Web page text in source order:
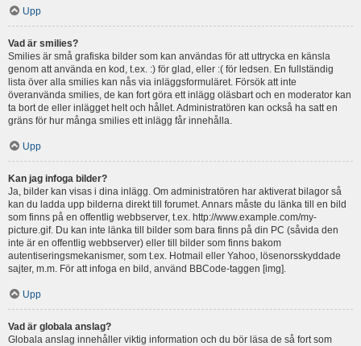
Upp
Vad är smilies?
Smilies är små grafiska bilder som kan användas för att uttrycka en känsla
genom att använda en kod, t.ex. :) för glad, eller :( för ledsen. En fullständig
lista över alla smilies kan nås via inläggsformuläret. Försök att inte
överanvända smilies, de kan fort göra ett inlägg oläsbart och en moderator kan
ta bort de eller inlägget helt och hållet. Administratören kan också ha satt en
gräns för hur många smilies ett inlägg får innehålla.
Upp
Kan jag infoga bilder?
Ja, bilder kan visas i dina inlägg. Om administratören har aktiverat bilagor så
kan du ladda upp bilderna direkt till forumet. Annars måste du länka till en bild
som finns på en offentlig webbserver, t.ex. http://www.example.com/my-
picture.gif. Du kan inte länka till bilder som bara finns på din PC (såvida den
inte är en offentlig webbserver) eller till bilder som finns bakom
autentiseringsmekanismer, som t.ex. Hotmail eller Yahoo, lösenorsskyddade
sajter, m.m. För att infoga en bild, använd BBCode-taggen [img].
Upp
Vad är globala anslag?
Globala anslag innehåller viktig information och du bör läsa de så fort som